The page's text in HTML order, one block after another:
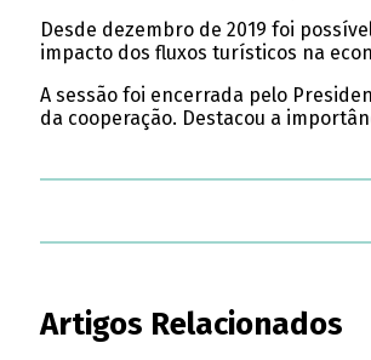
Desde dezembro de 2019 foi
impacto dos fluxos turísticos na
A sessão foi encerrada pelo
da cooperação. Destacou a
Artigos Relacionados